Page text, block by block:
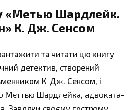
«Метью Шардлейк.
К. Дж. Сенсом
та читати цю книгу
детектив, створений
К. Дж. Сенсом, і
Меттью Шардлейка, адвоката-
Завдяки своєму гострому